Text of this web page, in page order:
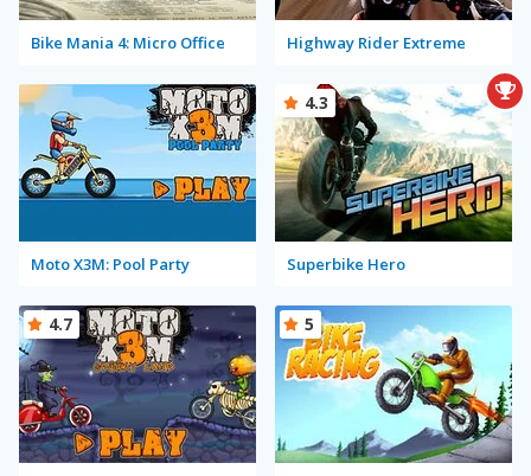
Bike Mania 4: Micro Office Highway Rider Extreme
Moto X3M: Pool Party Superbike Hero
4.3
4.7 5